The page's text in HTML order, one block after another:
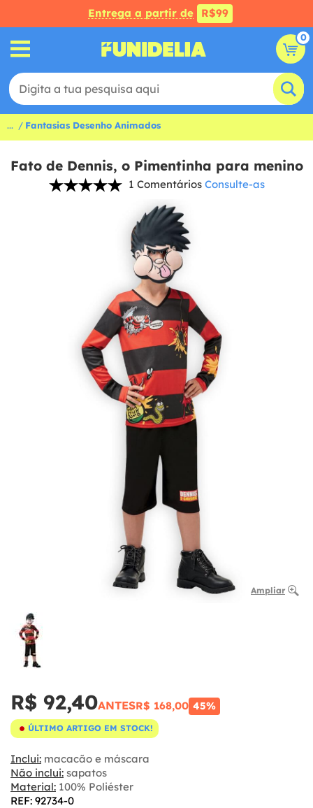
Entrega a partir de R$99
0
... Fantasias Desenho Animados
Fato de Dennis, o Pimentinha para menino
1 Comentários Consulte-as
Ampliar
R$ 92,40ANTESR$ 168,00 45%
ÚLTIMO ARTIGO EM STOCK!
Inclui: macacão e máscara
Não inclui: sapatos
Material: 100% Poliéster
REF: 92734-0